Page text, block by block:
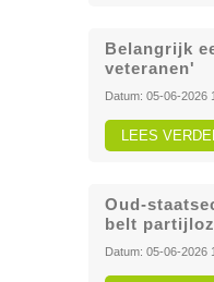
Belangrijk
veteranen'
Datum: 05-06-2026
LEES
Oud-
belt
Datum: 05-06-2026